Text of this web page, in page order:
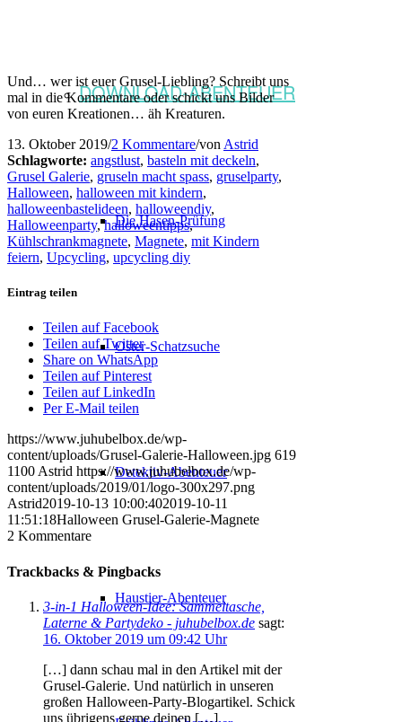
DOWNLOAD-ABENTEUER
Die Hasen-Prüfung
Oster-Schatzsuche
Detektiv-Abenteuer
Haustier-Abenteuer
Und… wer ist euer Grusel-Liebling? Schreibt uns
mal in die Kommentare oder schickt uns Bilder
von euren Kreationen… äh Kreaturen.
13. Oktober 2019/2 Kommentare/von Astrid
Schlagworte: angstlust, basteln mit deckeln,
Grusel Galerie, gruseln macht spass, gruselparty,
Halloween, halloween mit kindern,
halloweenbastelideen, halloweendiy,
Halloweenparty,halloweentipps,
Kühlschrankmagnete, Magnete, mit Kindern
feiern, Upcycling, upcycling diy
Eintrag teilen
Teilen auf Facebook
Teilen auf Twitter
Share on WhatsApp
Teilen auf Pinterest
Teilen auf LinkedIn
Per E-Mail teilen
https://www.juhubelbox.de/wp-
content/uploads/Grusel-Galerie-Halloween.jpg 619
1100 Astrid https://www.juhubelbox.de/wp-
content/uploads/2019/01/logo-300x297.png
Astrid2019-10-13 10:00:402019-10-11
11:51:18Halloween Grusel-Galerie-Magnete
2 Kommentare
Trackbacks & Pingbacks
3-in-1 Halloween-Idee: Sammeltasche,
Laterne & Partydeko - juhubelbox.de sagt:
16. Oktober 2019 um 09:42 Uhr
[…] dann schau mal in den Artikel mit der
Grusel-Galerie. Und natürlich in unseren
großen Halloween-Party-Blogartikel. Schick
uns übrigens gerne deinen […]